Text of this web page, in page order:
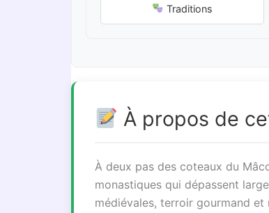
Traditions
À propos de
À deux pas des coteaux du
monastiques qui dépassent
médiévales, terroir gourmand